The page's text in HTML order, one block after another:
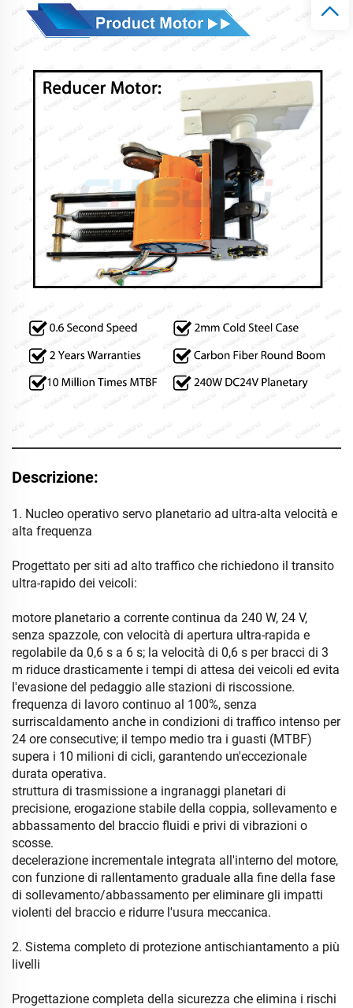
Descrizione:
1. Nucleo operativo servo planetario ad ultra-alta velocità e
alta frequenza
Progettato per siti ad alto traffico che richiedono il transito
ultra-rapido dei veicoli:
motore planetario a corrente continua da 240 W, 24 V,
senza spazzole, con velocità di apertura ultra-rapida e
regolabile da 0,6 s a 6 s; la velocità di 0,6 s per bracci di 3
m riduce drasticamente i tempi di attesa dei veicoli ed evita
l'evasione del pedaggio alle stazioni di riscossione.
frequenza di lavoro continuo al 100%, senza
surriscaldamento anche in condizioni di traffico intenso per
24 ore consecutive; il tempo medio tra i guasti (MTBF)
supera i 10 milioni di cicli, garantendo un'eccezionale
durata operativa.
struttura di trasmissione a ingranaggi planetari di
precisione, erogazione stabile della coppia, sollevamento e
abbassamento del braccio fluidi e privi di vibrazioni o
scosse.
decelerazione incrementale integrata all'interno del motore,
con funzione di rallentamento graduale alla fine della fase
di sollevamento/abbassamento per eliminare gli impatti
violenti del braccio e ridurre l'usura meccanica.
2. Sistema completo di protezione antischiantamento a più
livelli
Progettazione completa della sicurezza che elimina i rischi